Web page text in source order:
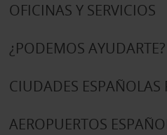
OFICINAS Y SERVICIOS
¿PODEMOS AYUDARTE?
CIUDADES ESPAÑOLAS
AEROPUERTOS